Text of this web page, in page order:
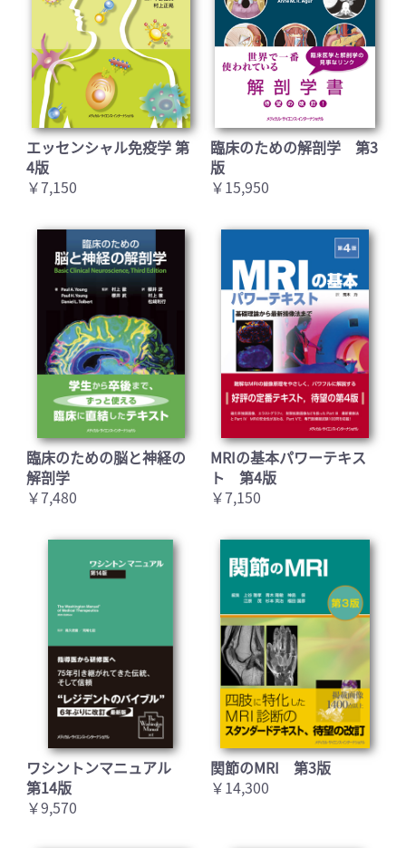
エッセンシャル免疫学 第
4版
￥7,150
臨床のための解剖学 第3
版
￥15,950
臨床のための脳と神経の
解剖学
￥7,480
MRIの基本パワーテキス
ト 第4版
￥7,150
ワシントンマニュアル
第14版
￥9,570
関節のMRI 第3版
￥14,300